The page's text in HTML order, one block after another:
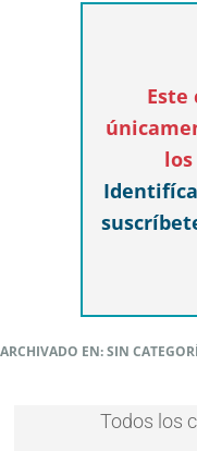
Este
ARCHIVADO EN: SIN
Todos los